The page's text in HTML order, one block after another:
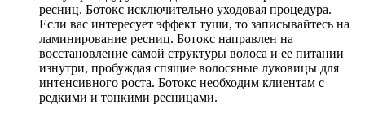
ресниц. Ботокс исключительно уходовая процедура.
Если вас интересует эффект туши, то записывайтесь на
ламинирование ресниц. Ботокс направлен на
восстановление самой структуры волоса и ее питании
изнутри, пробуждая спящие волосяные луковицы для
интенсивного роста. Ботокс необходим клиентам с
редкими и тонкими ресницами.